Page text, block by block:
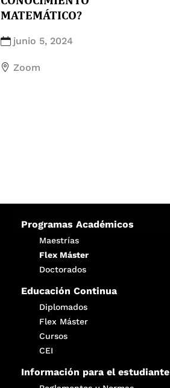
MATEMÁTICO?
junio 5, 2024
Zoom
Programas Académicos
Maestrías
Flex Máster
Doctorados
Educación Continua
Diplomados
Flex Máster
Cursos
CEI
Información para el estudiante